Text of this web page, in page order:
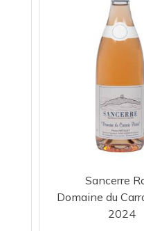
Sancerre
Domaine du
2024